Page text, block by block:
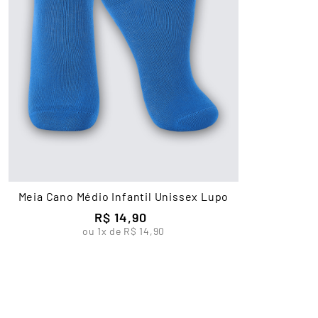
Meia Cano Médio Infantil Unissex Lupo
R$ 14,90
ou 1x de R$ 14,90